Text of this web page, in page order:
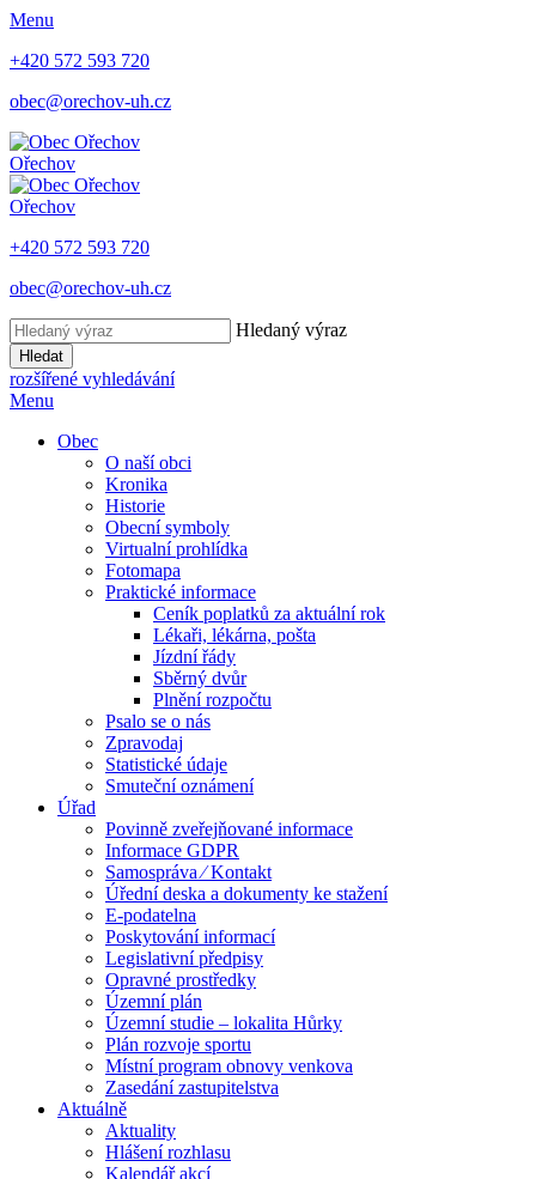
Menu
+420 572 593 720
obec@orechov-uh.cz
Ořechov
Ořechov
+420 572 593 720
obec@orechov-uh.cz
Hledaný výraz
Hledat
rozšířené vyhledávání
Menu
Obec
O naší obci
Kronika
Historie
Obecní symboly
Virtualní prohlídka
Fotomapa
Praktické informace
Ceník poplatků za aktuální rok
Lékaři, lékárna, pošta
Jízdní řády
Sběrný dvůr
Plnění rozpočtu
Psalo se o nás
Zpravodaj
Statistické údaje
Smuteční oznámení
Úřad
Povinně zveřejňované informace
Informace GDPR
Samospráva ⁄ Kontakt
Úřední deska a dokumenty ke stažení
E-podatelna
Poskytování informací
Legislativní předpisy
Opravné prostředky
Územní plán
Územní studie – lokalita Hůrky
Plán rozvoje sportu
Místní program obnovy venkova
Zasedání zastupitelstva
Aktuálně
Aktuality
Hlášení rozhlasu
Kalendář akcí